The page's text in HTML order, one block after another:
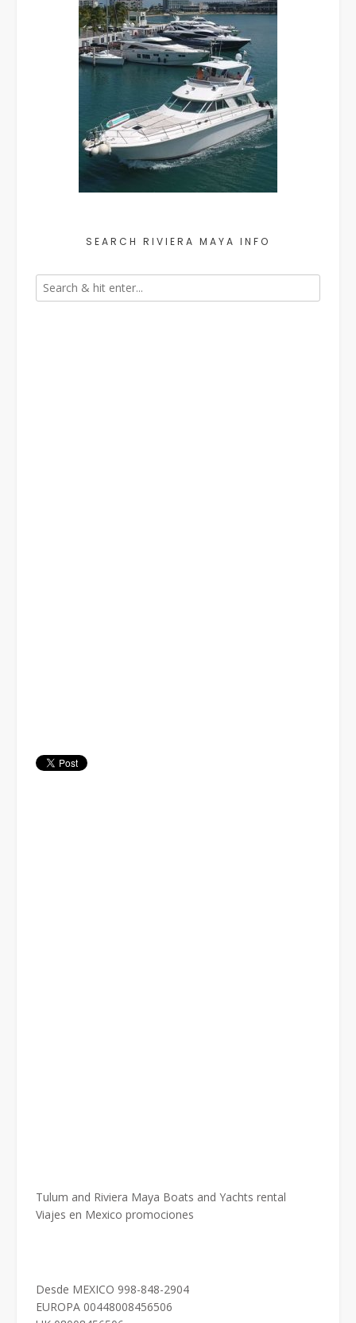
SEARCH RIVIERA MAYA INFO
Tulum and Riviera Maya Boats and Yachts rental
Viajes en Mexico promociones
Desde MEXICO 998-848-2904
EUROPA 00448008456506